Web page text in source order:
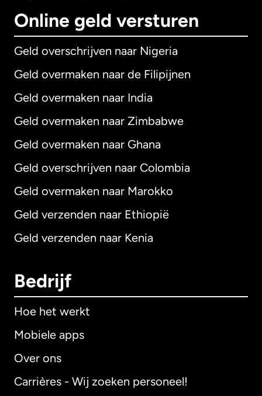
Online geld versturen
Geld overschrijven naar Nigeria
Geld overmaken naar de Filipijnen
Geld overmaken naar India
Geld overmaken naar Zimbabwe
Geld overmaken naar Ghana
Geld overschrijven naar Colombia
Geld overmaken naar Marokko
Geld verzenden naar Ethiopië
Geld verzenden naar Kenia
Bedrijf
Hoe het werkt
Mobiele apps
Over ons
Carrières - Wij zoeken personeel!